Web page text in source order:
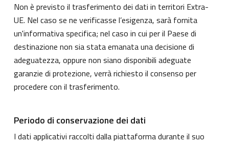
Non è previsto il trasferimento dei dati in territori Extra-
UE. Nel caso se ne verificasse l’esigenza, sarà fornita
un'informativa specifica; nel caso in cui per il Paese di
destinazione non sia stata emanata una decisione di
adeguatezza, oppure non siano disponibili adeguate
garanzie di protezione, verrà richiesto il consenso per
procedere con il trasferimento.
Periodo di conservazione dei dati
I dati applicativi raccolti dalla piattaforma durante il suo